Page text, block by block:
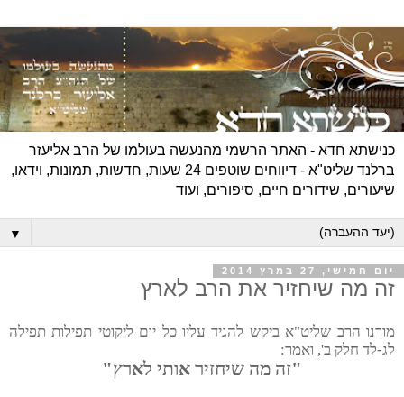
כנישתא חדא - האתר הרשמי מהנעשה בעולמו של הרב אליעזר
ברלנד שליט"א - דיווחים שוטפים 24 שעות, חדשות, תמונות, וידאו,
שיעורים, שידורים חיים, סיפורים, ועוד
▼
יום חמישי, 27 במרץ 2014
זה מה שיחזיר את הרב לארץ
מורנו הרב שליט"א ביקש להגיד עליו כל יום ליקוטי תפילות תפילה
לג-לד חלק ב', ואמר:
"זה מה שיחזיר אותי לארץ"